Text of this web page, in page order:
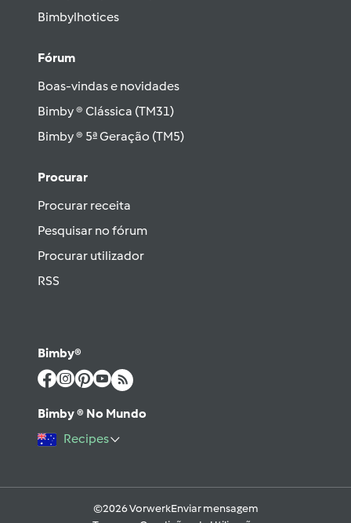
Bimbylhotices
Fórum
Boas-vindas e novidades
Bimby ® Clássica (TM31)
Bimby ® 5ª Geração (TM5)
Procurar
Procurar receita
Pesquisar no fórum
Procurar utilizador
RSS
Bimby®
Bimby ® No Mundo
Recipes
©2026 VorwerkEnviar mensagem